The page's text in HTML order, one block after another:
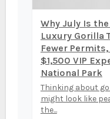
Why July Is the Smartest Time for
Luxury Gorilla
Fewer
$1,500 VIP
National Park
Thinking about
might look like
the...